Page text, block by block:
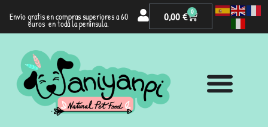
Envío gratis en compras superiores a 60
euros en toda la península.
0,00€ 0